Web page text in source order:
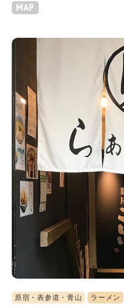
MAP
原宿・表参道・青山 ラーメン